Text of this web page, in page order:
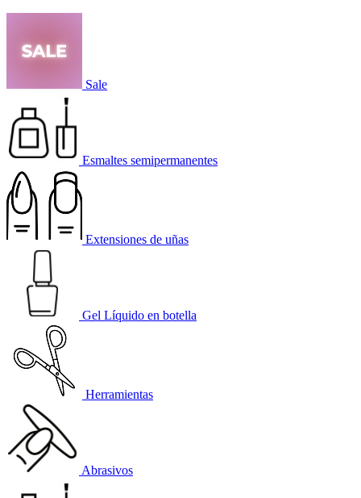
Sale
Esmaltes semipermanentes
Extensiones de uñas
Gel Líquido en botella
Herramientas
Abrasivos